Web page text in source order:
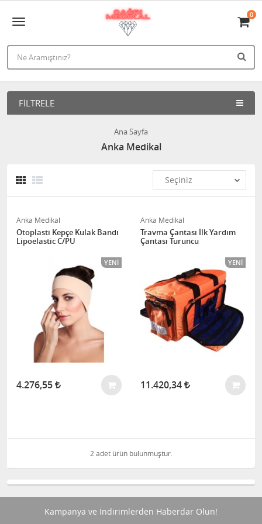
0
FILTRELE
Ana Sayfa
Anka Medikal
Anka Medikal
Otoplasti Kepçe Kulak Bandı
Lipoelastic C/PU
YENI
4.276,55
Anka Medikal
Travma Çantası İlk Yardım
Çantası Turuncu
YENI
11.420,34
2 adet ürün bulunmuştur.
Kampanya ve İndirimlerden Haberdar Olun!